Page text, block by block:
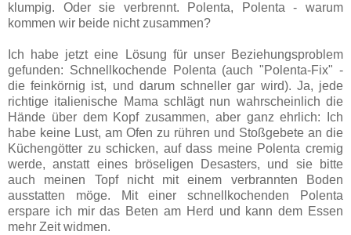
klumpig. Oder sie verbrennt. Polenta, Polenta - warum
kommen wir beide nicht zusammen?
Ich habe jetzt eine Lösung für unser Beziehungsproblem
gefunden: Schnellkochende Polenta (auch "Polenta-Fix" -
die feinkörnig ist, und darum schneller gar wird). Ja, jede
richtige italienische Mama schlägt nun wahrscheinlich die
Hände über dem Kopf zusammen, aber ganz ehrlich: Ich
habe keine Lust, am Ofen zu rühren und Stoßgebete an die
Küchengötter zu schicken, auf dass meine Polenta cremig
werde, anstatt eines bröseligen Desasters, und sie bitte
auch meinen Topf nicht mit einem verbrannten Boden
ausstatten möge. Mit einer schnellkochenden Polenta
erspare ich mir das Beten am Herd und kann dem Essen
mehr Zeit widmen.